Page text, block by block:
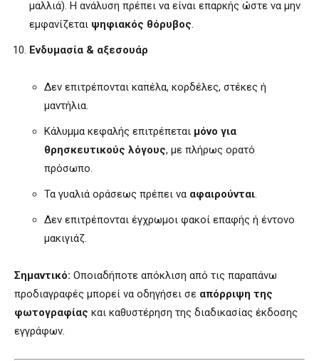
μαλλιά). Η ανάλυση πρέπει να είναι επαρκής ώστε να μην
εμφανίζεται ψηφιακός θόρυβος.
Ενδυμασία & αξεσουάρ
Δεν επιτρέπονται καπέλα, κορδέλες, στέκες ή
μαντήλια.
Κάλυμμα κεφαλής επιτρέπεται μόνο για
θρησκευτικούς λόγους, με πλήρως ορατό
πρόσωπο.
Τα γυαλιά οράσεως πρέπει να αφαιρούνται.
Δεν επιτρέπονται έγχρωμοι φακοί επαφής ή έντονο
μακιγιάζ.
Σημαντικό: Οποιαδήποτε απόκλιση από τις παραπάνω
προδιαγραφές μπορεί να οδηγήσει σε απόρριψη της
φωτογραφίας και καθυστέρηση της διαδικασίας έκδοσης
εγγράφων.